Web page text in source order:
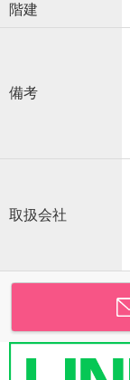
階建
備考
取扱会社